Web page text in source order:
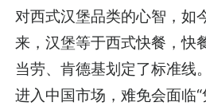
对西式汉堡品类的心智，如
来，汉堡等于西式快餐，快
当劳、肯德基划定了标准线
进入中国市场，难免会面临“